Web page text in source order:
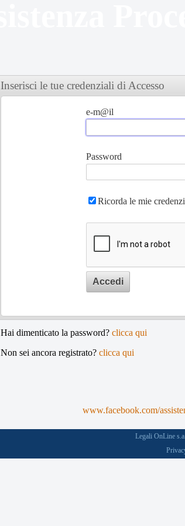
Inserisci le tue credenziali di Accesso
e-m@il
Password
Ricorda le mie
Accedi
Hai dimenticato la password? clicca qui
Non sei ancora registrato? clicca qui
www.facebook.com/
Legali OnLine